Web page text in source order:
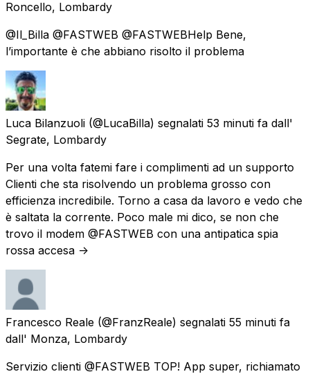
Roncello, Lombardy
@Il_Billa @FASTWEB @FASTWEBHelp Bene,
l’importante è che abbiano risolto il problema
Luca Bilanzuoli (@LucaBilla) segnalati 53 minuti fa dall'
Segrate, Lombardy
Per una volta fatemi fare i complimenti ad un supporto
Clienti che sta risolvendo un problema grosso con
efficienza incredibile. Torno a casa da lavoro e vedo che
è saltata la corrente. Poco male mi dico, se non che
trovo il modem @FASTWEB con una antipatica spia
rossa accesa ->
Francesco Reale (@FranzReale) segnalati 55 minuti fa
dall' Monza, Lombardy
Servizio clienti @FASTWEB TOP! App super, richiamato